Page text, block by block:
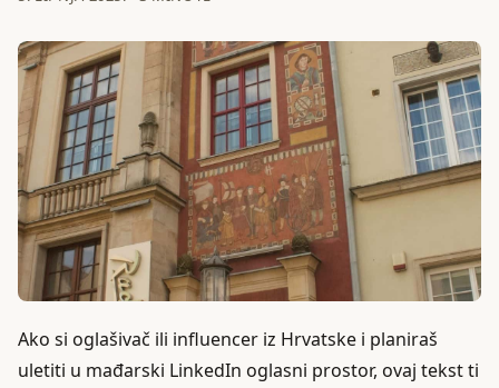
Ako si oglašivač ili influencer iz Hrvatske i planiraš
uletiti u mađarski LinkedIn oglasni prostor, ovaj tekst ti